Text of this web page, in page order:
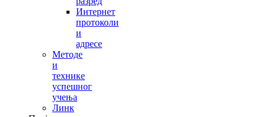
Интернет
протоколи
и
адресе
Методе
и
технике
успешног
учења
Линк